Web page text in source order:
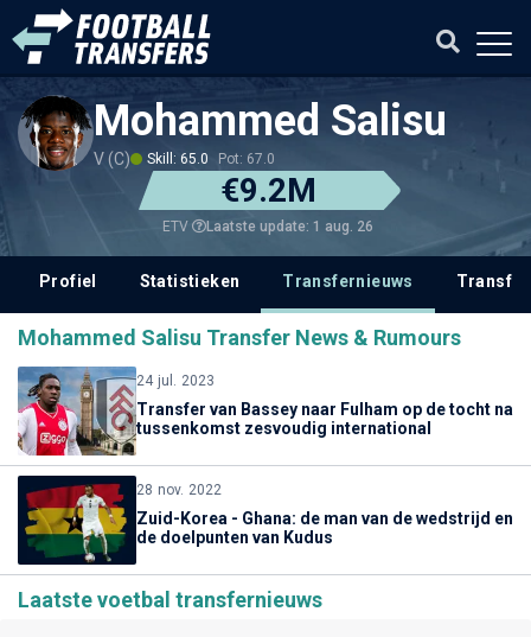
Mohammed Salisu
V (C) Skill: 65.0 Pot: 67.0
€9.2M
ETV Laatste update: 1 aug. 26
Profiel Statistieken Transfernieuws
Mohammed Salisu Transfer News & Rumours
24 jul. 2023
Transfer van Bassey naar Fulham op de tocht na
tussenkomst zesvoudig international
28 nov. 2022
Zuid-Korea - Ghana: de man van de wedstrijd en
de doelpunten van Kudus
Laatste voetbal transfernieuws